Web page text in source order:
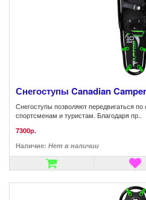
Снегоступы Canadian
Снегоступы позволяют передвигаться
спортсменам и туристам. Благодаря пр..
7300р.
Наличие: Нет в наличии